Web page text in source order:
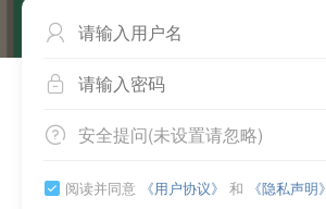


 安全提问(未设置请忽略)
 阅读并同意 《用户协议》 和 《隐私声明》